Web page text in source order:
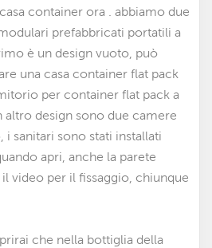
container ora . abbiamo due
prefabbricati portatili a
è un design vuoto, può
una casa container flat pack
per container flat pack a
altro design sono due camere
i sanitari sono stati installati
apri, anche la parete
video per il fissaggio, chiunque
che nella bottiglia della